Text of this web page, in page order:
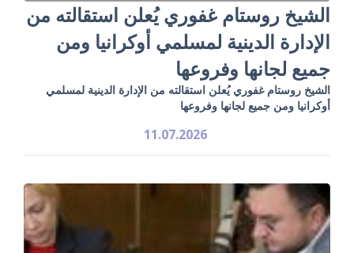
الشيخ روستام غفوري يُعلن استقالته من
الإدارة الدينية لمسلمي أوكرانيا ومن
جميع لجانها وفروعها
الشيخ روستام غفوري يُعلن استقالته من الإدارة الدينية لمسلمي
أوكرانيا ومن جميع لجانها وفروعها
11.07.2026